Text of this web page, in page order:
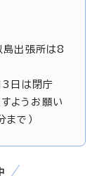
島出張所は8
3日は閉庁
ようお願い
まで）